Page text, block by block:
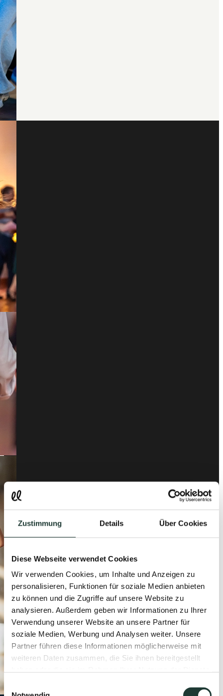
Zustimmung Details Über Cookies
Diese Webseite verwendet Cookies
Wir verwenden Cookies, um Inhalte und Anzeigen zu
personalisieren, Funktionen für soziale Medien anbieten
zu können und die Zugriffe auf unsere Website zu
analysieren. Außerdem geben wir Informationen zu Ihrer
Verwendung unserer Website an unsere Partner für
soziale Medien, Werbung und Analysen weiter. Unsere
Partner führen diese Informationen möglicherweise mit
weiteren Daten zusammen, die Sie ihnen bereitgestellt
Einwilligungsauswahl